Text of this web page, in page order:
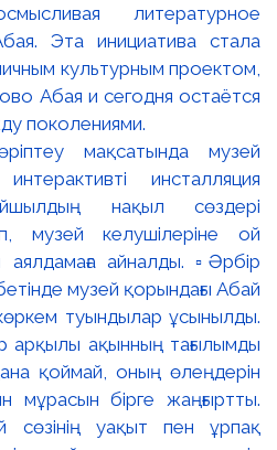
мақсатында музей
инсталляция
нақыл сөздері
музей келушілеріне ой
айналды. ▫️Әрбір
музей қорындағы Абай
туындылар ұсынылды.
арқылы ақынның тағылымды
қоймай, оның өлеңдерін
мұрасын бірге жаңғыртты.
уақыт пен ұрпақ